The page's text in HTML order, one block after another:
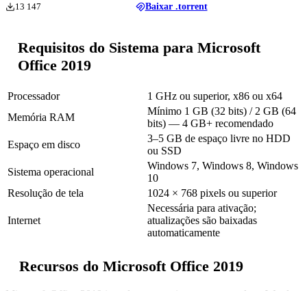
13 147 Baixar .torrent
Requisitos do Sistema para Microsoft
Office 2019
Processador
1 GHz ou superior, x86 ou x64
Memória RAM
Mínimo 1 GB (32 bits) / 2 GB (64
bits) — 4 GB+ recomendado
Espaço em disco
3–5 GB de espaço livre no HDD
ou SSD
Sistema operacional
Windows 7, Windows 8, Windows
10
Resolução de tela
1024 × 768 pixels ou superior
Internet
Necessária para ativação;
atualizações são baixadas
automaticamente
Recursos do Microsoft Office 2019